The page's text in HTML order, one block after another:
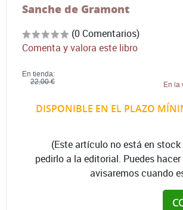
Sanche de Gramont
(0 Comentarios)
Comenta y valora este libro
En tienda:
22,00 €
En la
DISPONIBLE EN EL PLAZO
(Este artículo no está en
pedirlo a la editorial. Puedes
avisaremos cuando